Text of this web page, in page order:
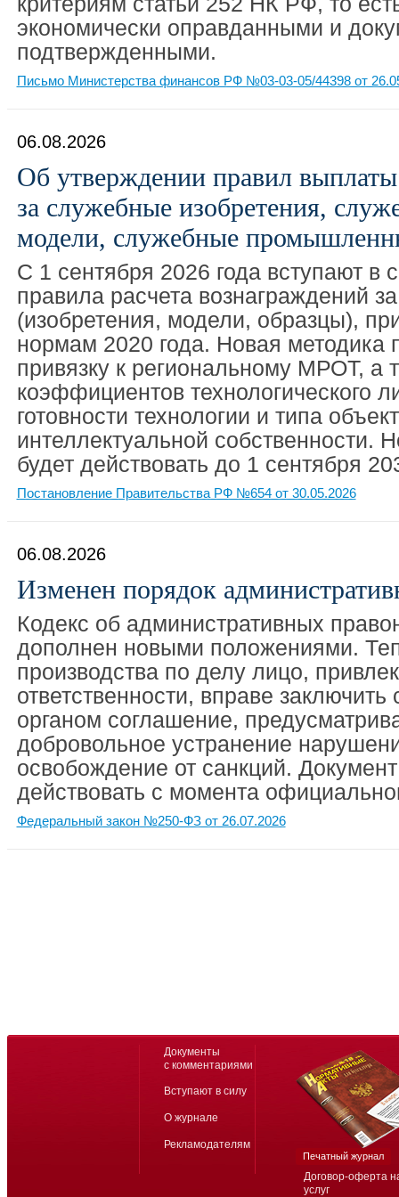
экономически оправданными и
подтвержденными.
Письмо Министерства финансов РФ №03-03-05/44398 от
06.08.2026
Об утверждении правил
за служебные изобретения,
модели, служебные
С 1 сентября 2026 года вступают в
правила расчета вознаграждений
(изобретения, модели, образцы),
нормам 2020 года. Новая методика
привязку к региональному МРОТ, а
коэффициентов технологического
готовности технологии и типа
интеллектуальной собственности.
будет действовать до 1 сентября
Постановление Правительства РФ №654 от 30.05.2026
06.08.2026
Изменен порядок
Кодекс об административных
дополнен новыми положениями.
производства по делу лицо,
ответственности, вправе
органом соглашение,
добровольное устранение
освобождение от санкций.
действовать с момента
Федеральный закон №250-ФЗ от 26.07.2026
Договор-оферта
услуг
Документы
с комментариями
Вступают в силу
О журнале
Рекламодателям
Печатный журнал